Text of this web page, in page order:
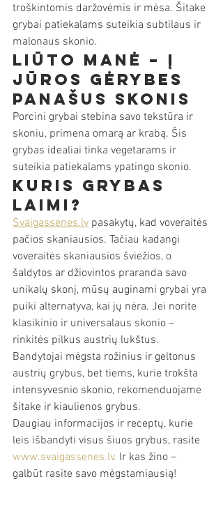
troškintomis daržovėmis ir mėsa. Šitake
grybai patiekalams suteikia subtilaus ir
malonaus skonio.
Liūto manė – į
jūros gėrybes
panašus skonis
Porcini grybai stebina savo tekstūra ir
skoniu, primena omarą ar krabą. Šis
grybas idealiai tinka vegetarams ir
suteikia patiekalams ypatingo skonio.
Kuris grybas
laimi?
Svaigassenes.lv pasakytų, kad voveraitės
pačios skaniausios. Tačiau kadangi
voveraitės skaniausios šviežios, o
šaldytos ar džiovintos praranda savo
unikalų skonį, mūsų auginami grybai yra
puiki alternatyva, kai jų nėra. Jei norite
klasikinio ir universalaus skonio –
rinkitės pilkus austrių lukštus.
Bandytojai mėgsta rožinius ir geltonus
austrių grybus, bet tiems, kurie trokšta
intensyvesnio skonio, rekomenduojame
šitake ir kiaulienos grybus.
Daugiau informacijos ir receptų, kurie
leis išbandyti visus šiuos grybus, rasite
www.svaigassenes.lv. Ir kas žino –
galbūt rasite savo mėgstamiausią!